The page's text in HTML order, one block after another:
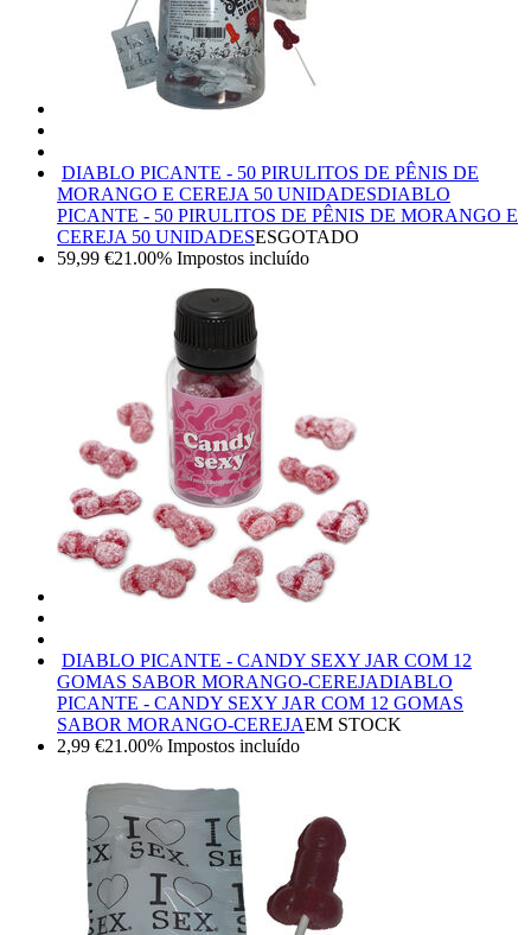
DIABLO PICANTE - 50 PIRULITOS DE PÊNIS DE
MORANGO E CEREJA 50 UNIDADESDIABLO
PICANTE - 50 PIRULITOS DE PÊNIS DE MORANGO E
CEREJA 50 UNIDADESESGOTADO
59,99 €21.00% Impostos incluído
DIABLO PICANTE - CANDY SEXY JAR COM 12
GOMAS SABOR MORANGO-CEREJADIABLO
PICANTE - CANDY SEXY JAR COM 12 GOMAS
SABOR MORANGO-CEREJAEM STOCK
2,99 €21.00% Impostos incluído